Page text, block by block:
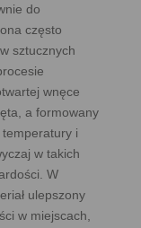
do
często
sztucznych
wnęce
a formowany
temperatury i
w takich
W
ulepszony
w miejscach,